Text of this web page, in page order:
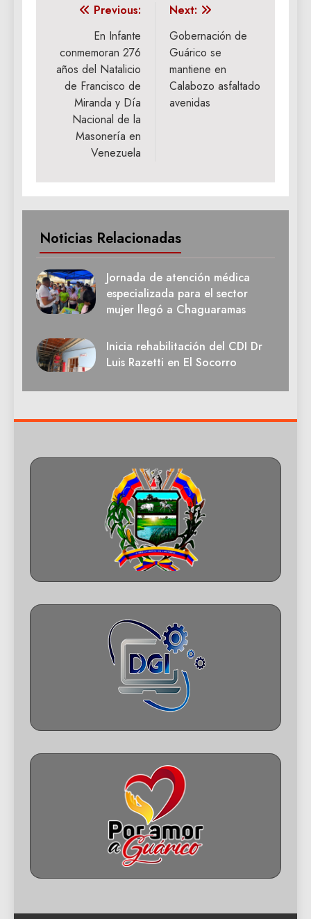
Navegación
entradas
Previous:
En Infante
conmemoran 276
años del Natalicio
de Francisco de
Miranda y Día
Nacional de la
Masonería en
Venezuela
Next:
Gobernación de
Guárico se
mantiene en
Calabozo asfaltado
avenidas
Noticias Relacionadas
Jornada de atención médica
especializada para el sector
mujer llegó a Chaguaramas
Inicia rehabilitación del CDI Dr
Luis Razetti en El Socorro